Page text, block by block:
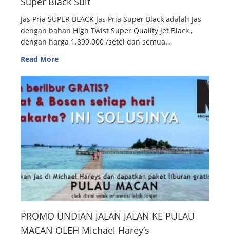
Jas Pria SUPER BLACK Jas Pria Super Black adalah Jas
dengan bahan High Twist Super Quality Jet Black ,
dengan harga 1.899.000 /setel dan semua…
Read More
PROMO UNDIAN JALAN JALAN KE PULAU
MACAN OLEH Michael Harey’s